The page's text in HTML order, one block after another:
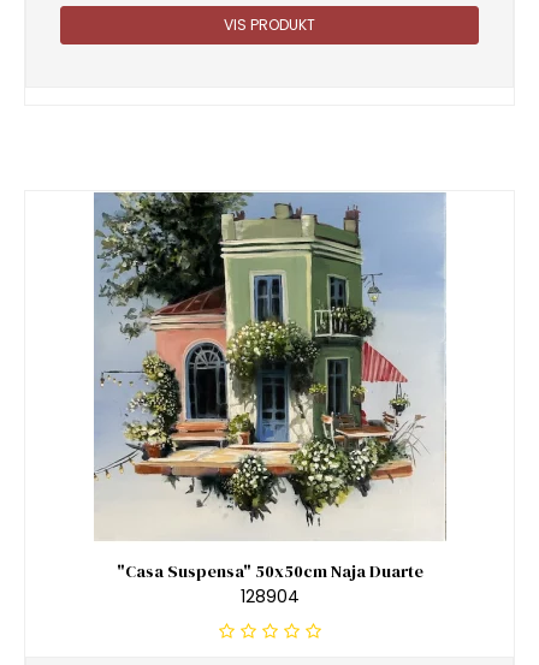
VIS PRODUKT
"Casa Suspensa" 50x50cm Naja Duarte
128904